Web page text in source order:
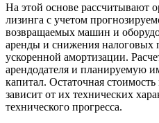
На этой основе рассчитывают
лизинга с учетом
возвращаемых машин и
аренды и снижения налоговых
ускоренной амортизации.
арендодателя и планируемую
капитал. Остаточная
зависит от их технических
технического прогресса.